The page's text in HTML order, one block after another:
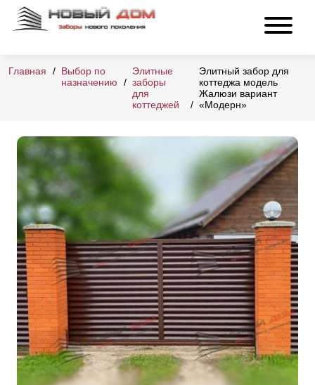
Главная
Выбор по
назначению
Элитные
заборы
для
коттеджей
Элитный забор для
коттеджа модель
Жалюзи вариант
«Модерн»